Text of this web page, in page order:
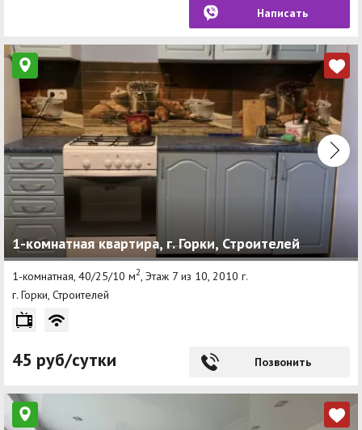
Написать
1-комнатная квартира, г. Горки, Строителей
1-комнатная, 40/25/10 м2 , Этаж 7 из 10, 2010 г.
г. Горки, Строителей
45 руб/сутки Позвонить